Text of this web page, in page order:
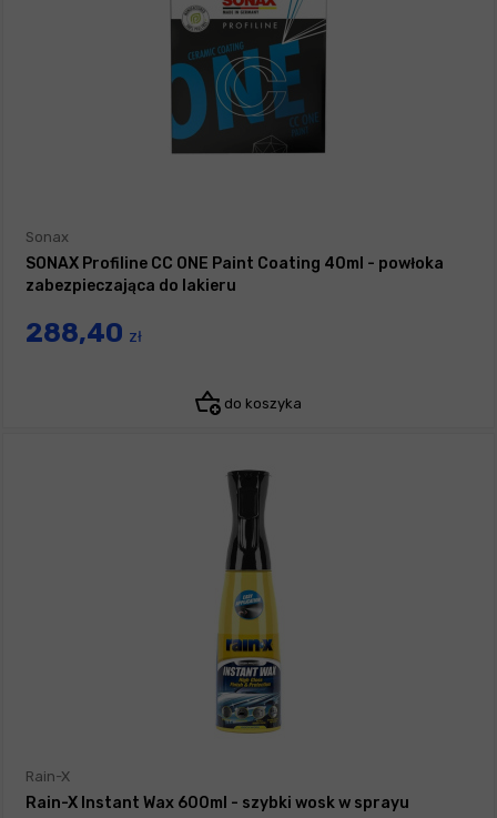
Sonax
SONAX Profiline CC ONE Paint Coating 40ml - powłoka
zabezpieczająca do lakieru
288,40 zł
do koszyka
Rain-X
Rain-X Instant Wax 600ml - szybki wosk w sprayu